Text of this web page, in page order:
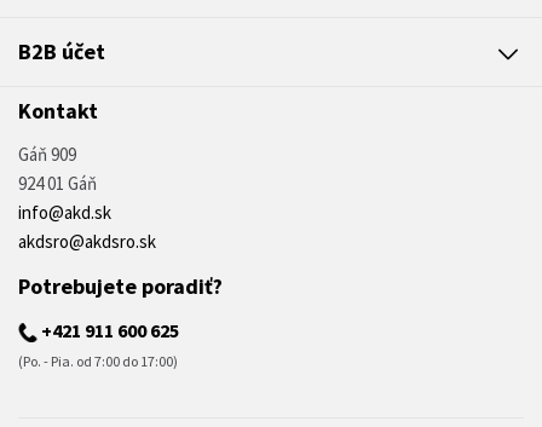
B2B účet
Kontakt
Gáň 909
924 01 Gáň
info@akd.sk
akdsro@akdsro.sk
Potrebujete poradiť?
+421 911 600 625
(Po. - Pia. od 7:00 do 17:00)